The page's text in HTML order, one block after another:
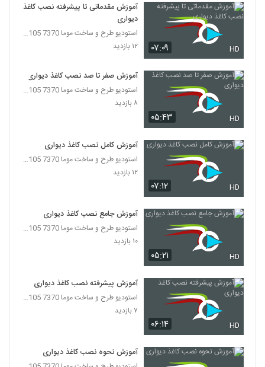
۰۷:۰۹ HD
آموزش مقدماتی تا پیشرفته نصب کاغذ
دیواری
استودیو طرح و ساخت موما 7370 7105-021
۱۲ بازدید
۰۵:۴۳ HD
آموزش صفر تا صد نصب کاغذ دیواری
استودیو طرح و ساخت موما 7370 7105-021
۸ بازدید
۰۷:۱۲ HD
آموزش کامل نصب کاغذ دیواری
استودیو طرح و ساخت موما 7370 7105-021
۱۲ بازدید
۰۵:۲۱ HD
آموزش جامع نصب کاغذ دیواری
استودیو طرح و ساخت موما 7370 7105-021
۱۰ بازدید
۰۶:۱۴ HD
آموزش پیشرفته نصب کاغذ دیواری
استودیو طرح و ساخت موما 7370 7105-021
۷ بازدید
آموزش نحوه نصب کاغذ دیواری